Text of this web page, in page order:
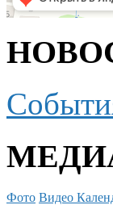
Фото Видео